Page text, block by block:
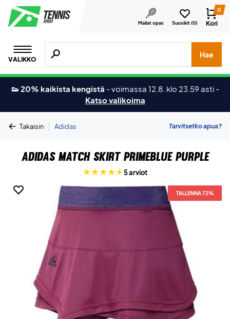
Mailat opas Suosikit (0)
0
Kori
VALIKKO
Hae tuotteita, merkkejä jne.
Hae
👟 20% kaikista kengistä -voimassa 12.8. klo 23.59 asti -
Katso valikoima
Takaisin | Adidas Tarvitsetko apua?
Adidas Match Skirt PrimeBlue Purple
5 arviot
TALLENNA 72%